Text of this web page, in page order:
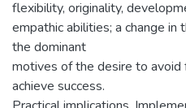
flexibility, originality,
empathic abilities; a change
the dominant
motives of the desire to
achieve success.